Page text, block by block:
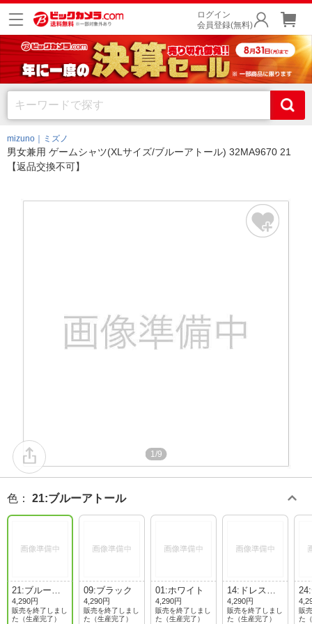
ログイン
会員登録(無料)
mizuno｜ミズノ
男女兼用 ゲームシャツ(XLサイズ/ブルーアトール) 32MA9670 21
【返品交換不可】
1/9
色 ： 21:ブルーアトール
21:ブルーア
トール
4,290円
販売を終了しまし
た（生産完了）
09:ブラック
4,290円
販売を終了しまし
た（生産完了）
01:ホワイト
4,290円
販売を終了しまし
た（生産完了）
14:ドレスネ
イビー
4,290円
販売を終了しまし
た（生産完了）
ブ
販
た